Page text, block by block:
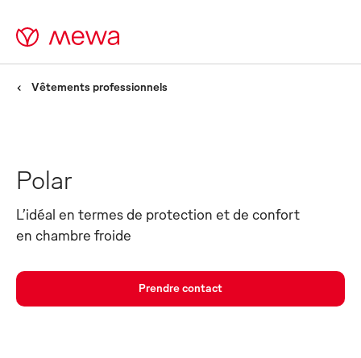
Vêtements professionnels
Polar
L’idéal en termes de protection et de confort
en chambre froide
Prendre contact